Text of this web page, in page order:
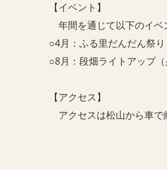
【イベント】
年間を通じて以下のイベ
○4月：ふる里だんだん祭り
○8月：段畑ライトアップ（
【アクセス】
アクセスは松山から車で